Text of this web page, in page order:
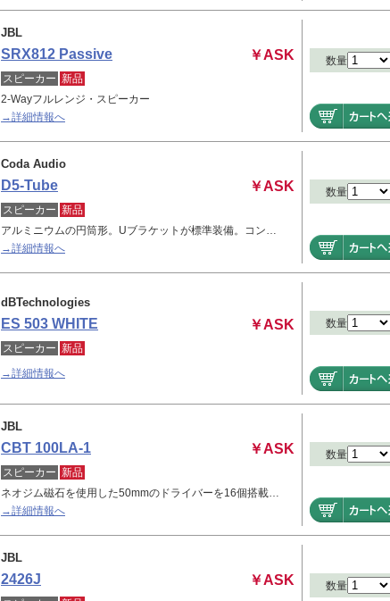
JBL
SRX812 Passive ￥ASK
スピーカー 新品
2-Wayフルレンジ・スピーカー
→詳細情報へ
数量
Coda Audio
D5-Tube ￥ASK
スピーカー 新品
アルミニウムの円筒形。Uブラケットが標準装備。コン…
→詳細情報へ
数量
dBTechnologies
ES 503 WHITE ￥ASK
スピーカー 新品
→詳細情報へ
数量
JBL
CBT 100LA-1 ￥ASK
スピーカー 新品
ネオジム磁石を使用した50mmのドライバーを16個搭載…
→詳細情報へ
数量
JBL
2426J ￥ASK 数量